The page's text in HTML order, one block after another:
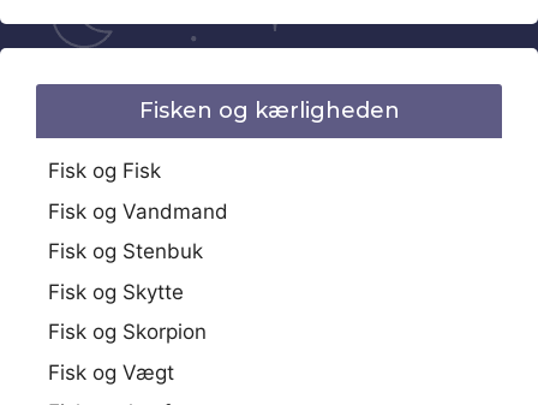
Fisken og kærligheden
Fisk og Fisk
Fisk og Vandmand
Fisk og Stenbuk
Fisk og Skytte
Fisk og Skorpion
Fisk og Vægt